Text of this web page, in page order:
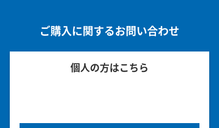
ご購入に関するお問い合わせ
個人の方はこちら